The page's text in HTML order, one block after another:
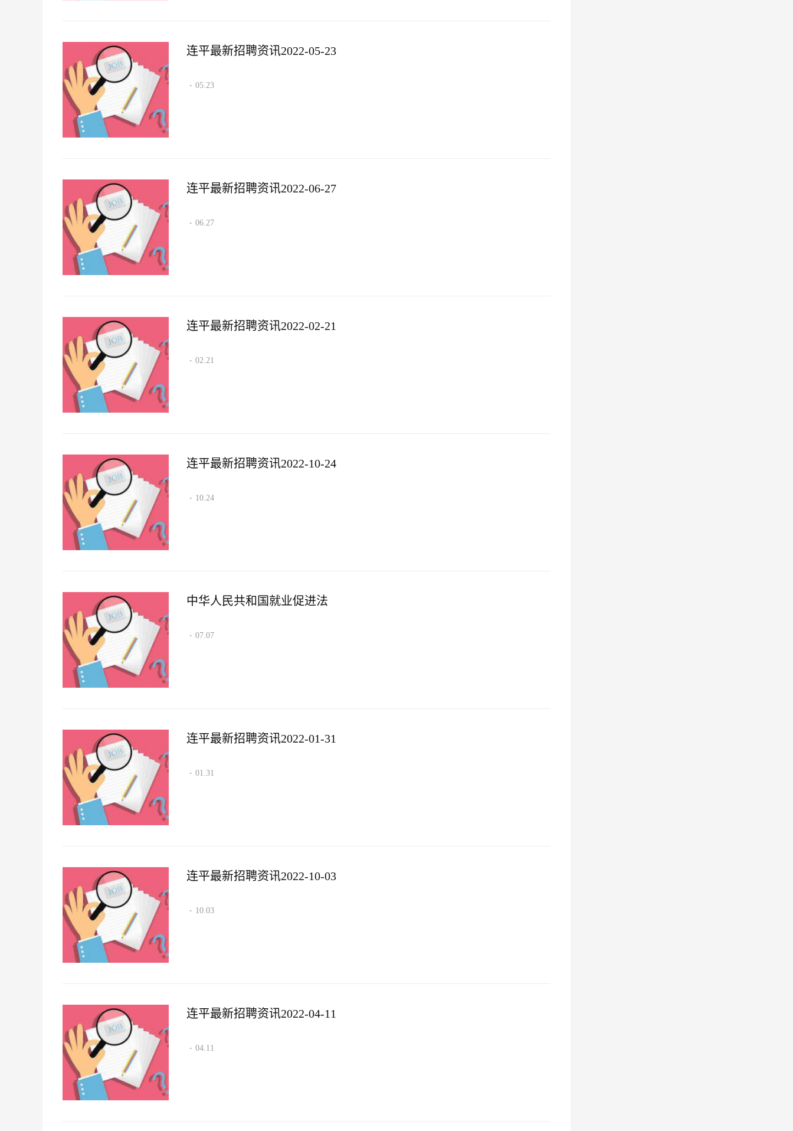
连平最新招聘资讯2022-05-23
· 05.23
连平最新招聘资讯2022-06-27
· 06.27
连平最新招聘资讯2022-02-21
· 02.21
连平最新招聘资讯2022-10-24
· 10.24
中华人民共和国就业促进法
· 07.07
连平最新招聘资讯2022-01-31
· 01.31
连平最新招聘资讯2022-10-03
· 10.03
连平最新招聘资讯2022-04-11
· 04.11